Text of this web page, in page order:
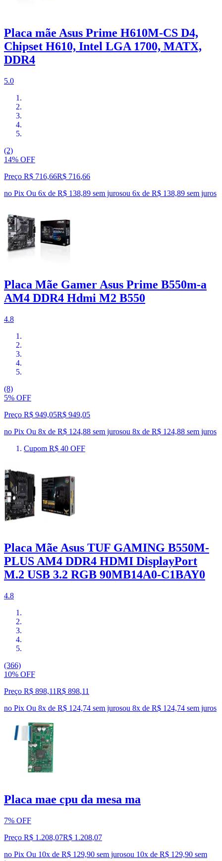
Placa mãe Asus Prime H610M-CS D4,
Chipset H610, Intel LGA 1700, MATX,
DDR4
5.0
(2)
14% OFF
Preço R$ 716,66R$ 716,66
no Pix Ou 6x de R$ 138,89 sem jurosou 6x de R$ 138,89 sem juros
Placa Mãe Gamer Asus Prime B550m-a
AM4 DDR4 Hdmi M2 B550
4.8
(8)
5% OFF
Preço R$ 949,05R$ 949,05
no Pix Ou 8x de R$ 124,88 sem jurosou 8x de R$ 124,88 sem juros
Cupom R$ 40 OFF
Placa Mãe Asus TUF GAMING B550M-
PLUS AM4 DDR4 HDMI DisplayPort
M.2 USB 3.2 RGB 90MB14A0-C1BAY0
4.8
(366)
10% OFF
Preço R$ 898,11R$ 898,11
no Pix Ou 8x de R$ 124,74 sem jurosou 8x de R$ 124,74 sem juros
Placa mae cpu da mesa ma
7% OFF
Preço R$ 1.208,07R$ 1.208,07
no Pix Ou 10x de R$ 129,90 sem jurosou 10x de R$ 129,90 sem